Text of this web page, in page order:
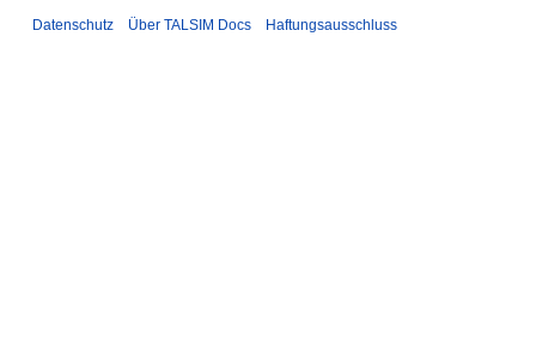
Datenschutz Über TALSIM Docs Haftungsausschluss